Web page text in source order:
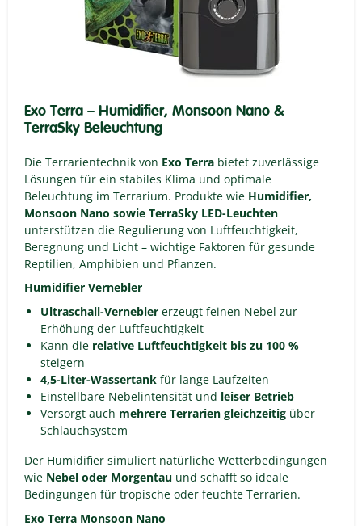
Exo Terra – Humidifier, Monsoon Nano &
TerraSky Beleuchtung
Die Terrarientechnik von Exo Terra bietet zuverlässige
Lösungen für ein stabiles Klima und optimale
Beleuchtung im Terrarium. Produkte wie Humidifier,
Monsoon Nano sowie TerraSky LED-Leuchten
unterstützen die Regulierung von Luftfeuchtigkeit,
Beregnung und Licht – wichtige Faktoren für gesunde
Reptilien, Amphibien und Pflanzen.
Humidifier Vernebler
Ultraschall-Vernebler erzeugt feinen Nebel zur
Erhöhung der Luftfeuchtigkeit
Kann die relative Luftfeuchtigkeit bis zu 100 %
steigern
4,5-Liter-Wassertank für lange Laufzeiten
Einstellbare Nebelintensität und leiser Betrieb
Versorgt auch mehrere Terrarien gleichzeitig über
Schlauchsystem
Der Humidifier simuliert natürliche Wetterbedingungen
wie Nebel oder Morgentau und schafft so ideale
Bedingungen für tropische oder feuchte Terrarien.
Exo Terra Monsoon Nano